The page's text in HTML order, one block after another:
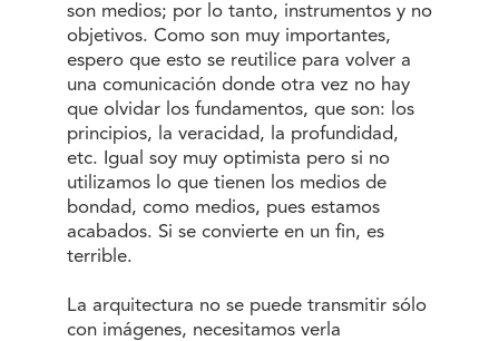
son medios; por lo tanto, instrumentos y no
objetivos. Como son muy importantes,
espero que esto se reutilice para volver a
una comunicación donde otra vez no hay
que olvidar los fundamentos, que son: los
principios, la veracidad, la profundidad,
etc. Igual soy muy optimista pero si no
utilizamos lo que tienen los medios de
bondad, como medios, pues estamos
acabados. Si se convierte en un fin, es
terrible.
La arquitectura no se puede transmitir sólo
con imágenes, necesitamos verla